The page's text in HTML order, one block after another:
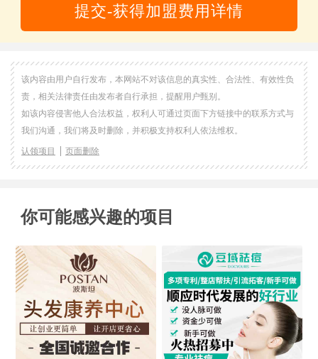
提交-获得加盟费用详情
该内容由用户自行发布，本网站不对该信息的真实性、合法性、有效性负
责，相关法律责任由发布者自行承担，提醒用户甄别。
如该内容侵害他人合法权益，权利人可通过页面下方链接中的联系方式与
我们沟通，我们将及时删除，并积极支持权利人依法维权。
认领项目 页面删除
你可能感兴趣的项目